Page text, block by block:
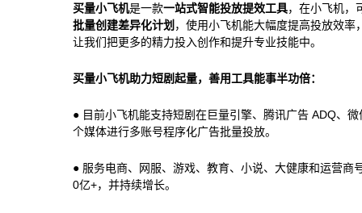
买量小飞机是一款一站式智能投放提效工具，在小飞机，
批量创建差异化计划 ，使用小飞机能大幅度提高投放效
让我们把更多的精力投入创作和提升专业技能中。
买量小飞机助力短剧起量，善用工具能事半功倍：
● 目前小飞机能支持短剧在巨量引擎、腾讯广告 ADQ、
个媒体进行多账号程序化广告批量投放。
● 服务电商、网服、游戏、教育、小说、大健康和运营商
0亿+，并持续增长。